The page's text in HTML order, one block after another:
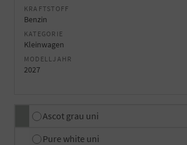
KRAFTSTOFF
Benzin
KATEGORIE
Kleinwagen
MODELLJAHR
2027
Ascot grau uni
Pure white uni